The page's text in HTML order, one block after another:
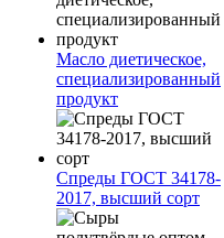
Масло диетическое,
специализированный
продукт
Спреды ГОСТ 34178-
2017, высший сорт